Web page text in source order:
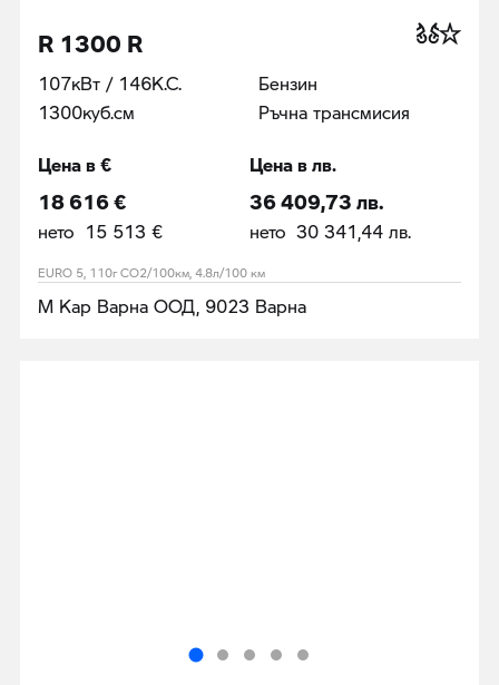
R 1300 R
107кВт / 146К.С.
1300куб.cм
Бензин
Ръчна трансмисия
Цена в €
18 616 €
нето 15 513 €
Цена в лв.
36 409,73 лв.
нето 30 341,44 лв.
EURO 5, 110г CO2/100км, 4.8л/100 км
М Кар Варна ООД, 9023 Варна